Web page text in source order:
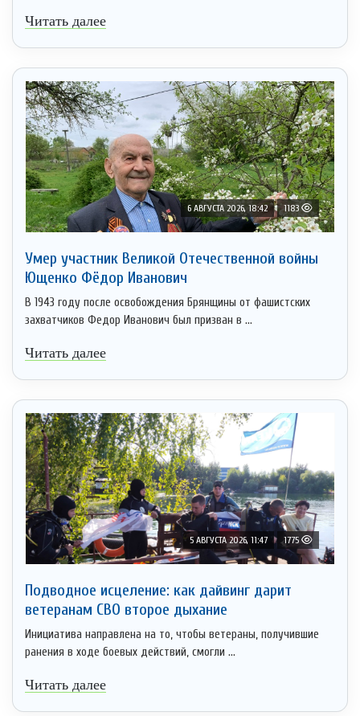
Читать далее
6 АВГУСТА 2026, 18:42 1183
Умер участник Великой Отечественной войны
Ющенко Фёдор Иванович
В 1943 году после освобождения Брянщины от фашистских
захватчиков Федор Иванович был призван в ...
Читать далее
5 АВГУСТА 2026, 11:47 1775
Подводное исцеление: как дайвинг дарит
ветеранам СВО второе дыхание
Инициатива направлена на то, чтобы ветераны, получившие
ранения в ходе боевых действий, смогли ...
Читать далее